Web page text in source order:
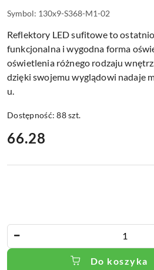
Symbol: 130x9-S368-M1-02
Reflektory LED sufitowe to
funkcjonalna i wygodna forma
oświetlenia różnego rodzaju
dzięki swojemu wyglądowi nadaje
u.
Dostępność:88szt.
cena:
66.28
Do koszyka